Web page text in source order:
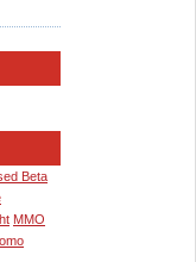
Beta
MMO